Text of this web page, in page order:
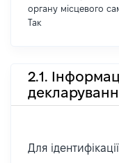
органу місцевого
Так
2.1.
Для